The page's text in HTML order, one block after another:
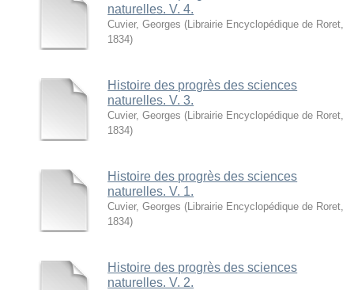
naturelles. V. 4.
Cuvier, Georges ( Librairie Encyclopédique de Roret
1834)
Histoire des progrès des sciences
naturelles. V. 3.
Cuvier, Georges ( Librairie Encyclopédique de Roret
1834)
Histoire des progrès des sciences
naturelles. V. 1.
Cuvier, Georges ( Librairie Encyclopédique de Roret
1834)
Histoire des progrès des sciences
naturelles. V. 2.